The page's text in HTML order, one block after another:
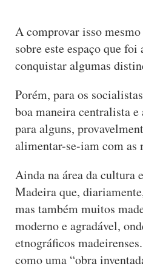
A comprovar isso
sobre este espaço que
conquistar algumas
Porém, para os
boa maneira centralista
para alguns,
alimentar-se-iam com as
Ainda na área da cultura
Madeira que,
mas também muitos
moderno e agradável,
etnográficos
como uma “obra